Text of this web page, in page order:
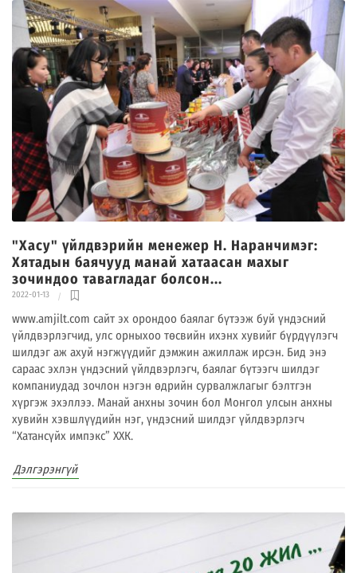
"Хасу" үйлдвэрийн менежер Н. Наранчимэг:
Хятадын баячууд манай хатаасан махыг
зочиндоо тавагладаг болсон...
2022-01-13
www.amjilt.com сайт эх орондоо баялаг бүтээж буй үндэсний
үйлдвэрлэгчид, улс орныхоо төсвийн ихэнх хувийг бүрдүүлэгч
шилдэг аж ахуй нэгжүүдийг дэмжин ажиллаж ирсэн. Бид энэ
сараас эхлэн үндэсний үйлдвэрлэгч, баялаг бүтээгч шилдэг
компаниудад зочлон нэгэн өдрийн сурвалжлагыг бэлтгэн
хүргэж эхэллээ. Манай анхны зочин бол Монгол улсын анхны
хувийн хэвшлүүдийн нэг, үндэсний шилдэг үйлдвэрлэгч
“Хатансүйх импэкс” ХХК.
Дэлгэрэнгүй